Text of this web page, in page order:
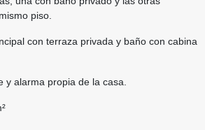
piso.
con terraza privada y baño con cabina
y alarma propia de la casa.